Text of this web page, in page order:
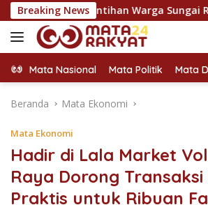
Langsung
ke
konten
Breaking News
Warga Sungai Rumbai dan Koto
Mata Nasional Mata Politik Mata
Beranda Mata Ekonomi
Mata Ekonomi
Hadir di Lala Market
Raya Dorong Transaksi
Praktis untuk Ribuan